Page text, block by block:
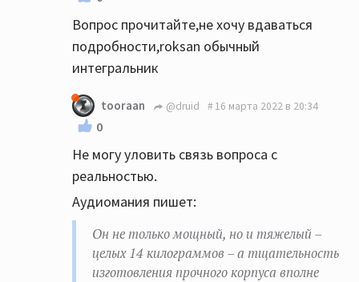
Вопрос прочитайте,не хочу вдаваться
подробности,roksan обычный
интегральник
tooraan @druid 16 марта 2022 в 20:34
0
Не могу уловить связь вопроса с
реальностью.
Аудиомания пишет:
Он не только мощный, но и тяжелый –
целых 14 килограммов – а тщательность
изготовления прочного корпуса вполне